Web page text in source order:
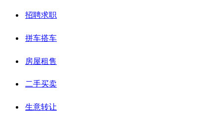
招聘求职
拼车搭车
房屋租售
二手买卖
生意转让